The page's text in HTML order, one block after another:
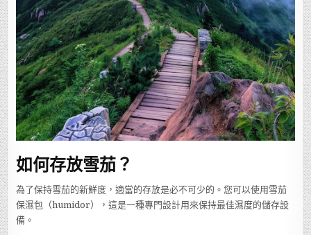
如何存放雪茄？
為了保持雪茄的新鮮度，適當的存放是必不可少的。您可以使用雪茄
保濕包（humidor），這是一種專門設計用來保持最佳濕度的儲存設
備。